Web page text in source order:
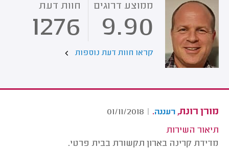
ממוצע דרוגים
9.90
חוות דעת
1276
קראו חוות דעת נוספות
מורן רונת, רעננה.
|
01/11/2018
תיאור השירות
מדידת קרינה בארון תקשורת בבית פרטי.